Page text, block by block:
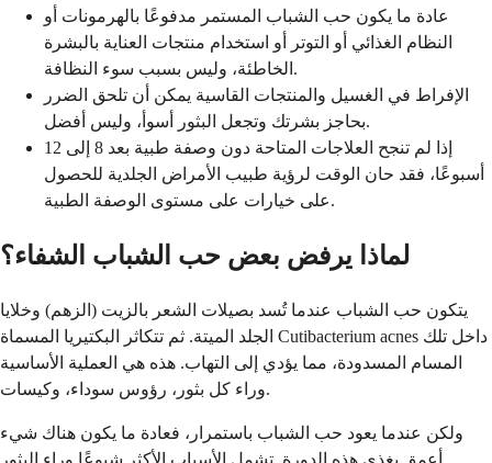
عادة ما يكون حب الشباب المستمر مدفوعًا بالهرمونات أو
النظام الغذائي أو التوتر أو استخدام منتجات العناية بالبشرة
الخاطئة، وليس بسبب سوء النظافة.
الإفراط في الغسيل والمنتجات القاسية يمكن أن تلحق الضرر
بحاجز بشرتك وتجعل البثور أسوأ، وليس أفضل.
إذا لم تنجح العلاجات المتاحة دون وصفة طبية بعد 8 إلى 12
أسبوعًا، فقد حان الوقت لرؤية طبيب الأمراض الجلدية للحصول
على خيارات على مستوى الوصفة الطبية.
لماذا يرفض بعض حب الشباب الشفاء؟
يتكون حب الشباب عندما تُسد بصيلات الشعر بالزيت (الزهم) وخلايا
الجلد الميتة. ثم تتكاثر البكتيريا المسماة Cutibacterium acnes داخل تلك
المسام المسدودة، مما يؤدي إلى التهاب. هذه هي العملية الأساسية
وراء كل بثور، رؤوس سوداء، وكيسات.
ولكن عندما يعود حب الشباب باستمرار، فعادة ما يكون هناك شيء
أعمق يغذي هذه الدورة. تشمل الأسباب الأكثر شيوعًا وراء البثور